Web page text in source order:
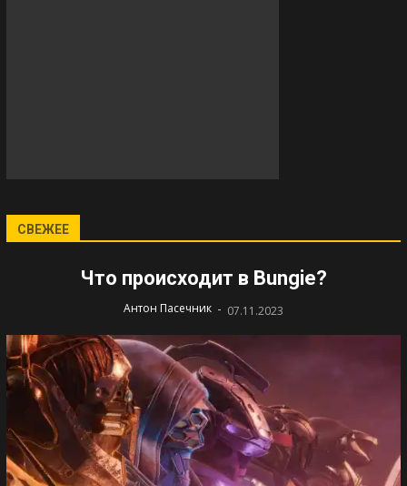
СВЕЖЕЕ
Что происходит в Bungie?
Антон Пасечник - 07.11.2023